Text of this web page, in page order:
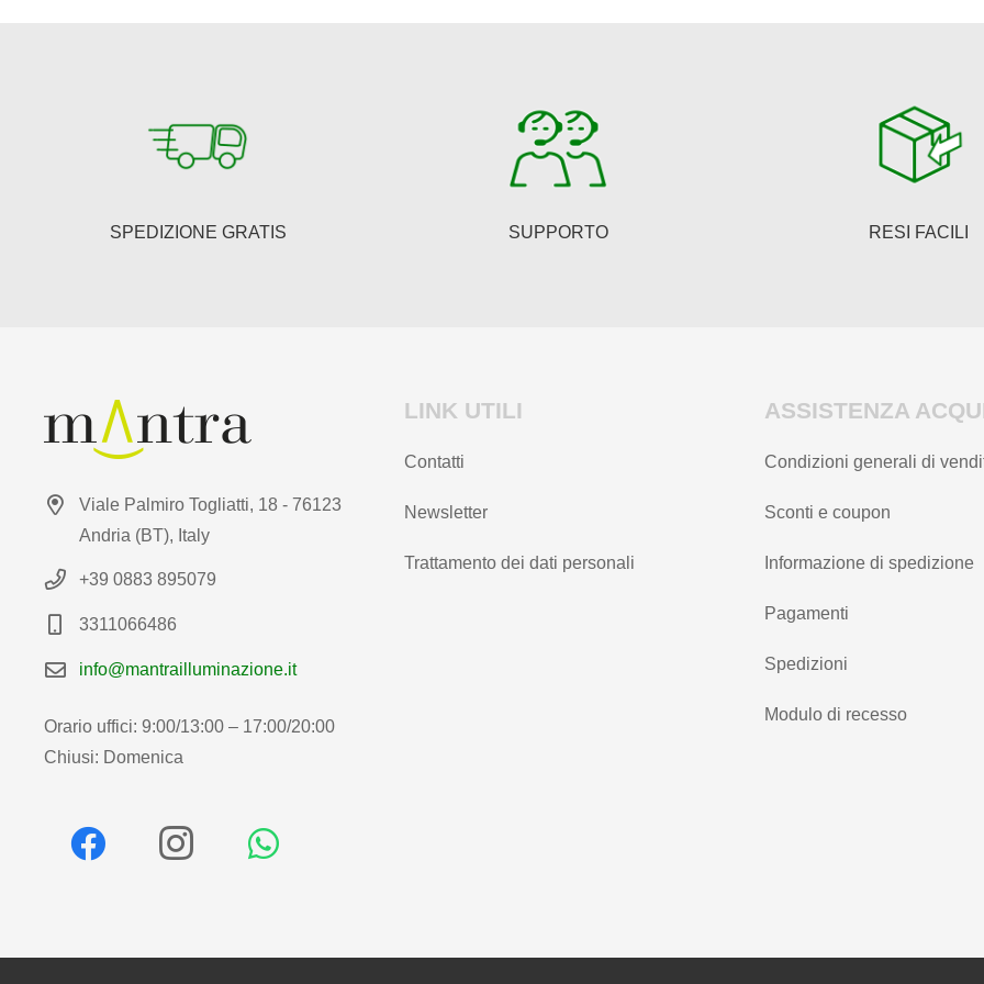
SPEDIZIONE GRATIS SUPPORTO RESI FACILI
Viale Palmiro Togliatti, 18 - 76123
Andria (BT), Italy
+39 0883 895079
3311066486
info@mantrailluminazione.it
Orario uffici: 9:00/13:00 – 17:00/20:00
Chiusi: Domenica
LINK UTILI
Contatti
Newsletter
Trattamento dei dati personali
ASSISTENZA
Condizioni generali di
Sconti e coupon
Informazione di spedizione
Pagamenti
Spedizioni
Modulo di recesso